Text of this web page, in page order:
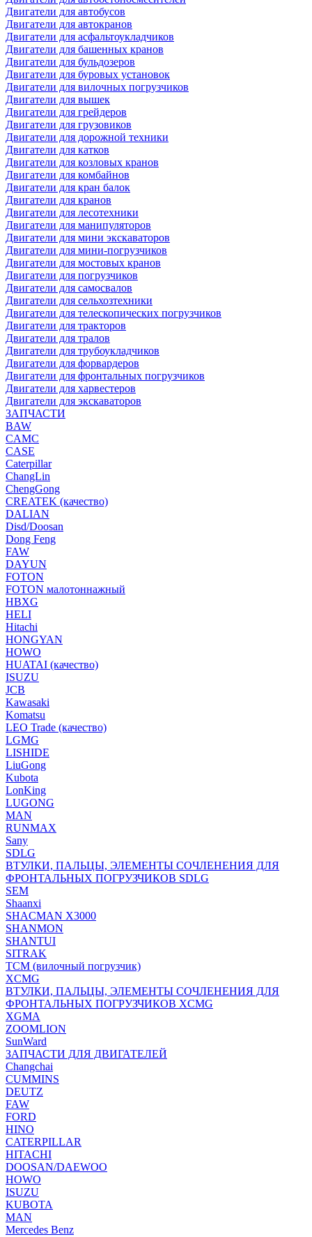
Двигатели для автобусов
Двигатели для автокранов
Двигатели для асфальтоукладчиков
Двигатели для башенных кранов
Двигатели для бульдозеров
Двигатели для буровых установок
Двигатели для вилочных погрузчиков
Двигатели для вышек
Двигатели для грейдеров
Двигатели для грузовиков
Двигатели для дорожной техники
Двигатели для катков
Двигатели для козловых кранов
Двигатели для комбайнов
Двигатели для кран балок
Двигатели для кранов
Двигатели для лесотехники
Двигатели для манипуляторов
Двигатели для мини экскаваторов
Двигатели для мини-погрузчиков
Двигатели для мостовых кранов
Двигатели для погрузчиков
Двигатели для самосвалов
Двигатели для сельхозтехники
Двигатели для телескопических погрузчиков
Двигатели для тракторов
Двигатели для тралов
Двигатели для трубоукладчиков
Двигатели для форвардеров
Двигатели для фронтальных погрузчиков
Двигатели для харвестеров
Двигатели для экскаваторов
ЗАПЧАСТИ
BAW
CAMC
CASE
Caterpillar
ChangLin
ChengGong
CREATEK (качество)
DALIAN
Disd/Doosan
Dong Feng
FAW
DAYUN
FOTON
FOTON малотоннажный
HBXG
HELI
Hitachi
HONGYAN
HOWO
HUATAI (качество)
ISUZU
JCB
Kawasaki
Komatsu
LEO Trade (качество)
LGMG
LISHIDE
LiuGong
Kubota
LonKing
LUGONG
MAN
RUNMAX
Sany
SDLG
ВТУЛКИ, ПАЛЬЦЫ, ЭЛЕМЕНТЫ СОЧЛЕНЕНИЯ ДЛЯ
ФРОНТАЛЬНЫХ ПОГРУЗЧИКОВ SDLG
SEM
Shaanxi
SHACMAN X3000
SHANMON
SHANTUI
SITRAK
TCM (вилочный погрузчик)
XCMG
ВТУЛКИ, ПАЛЬЦЫ, ЭЛЕМЕНТЫ СОЧЛЕНЕНИЯ ДЛЯ
ФРОНТАЛЬНЫХ ПОГРУЗЧИКОВ XCMG
XGMA
ZOOMLION
SunWard
ЗАПЧАСТИ ДЛЯ ДВИГАТЕЛЕЙ
Changchai
CUMMINS
DEUTZ
FAW
FORD
HINO
CATERPILLAR
HITACHI
DOOSAN/DAEWOO
HOWO
ISUZU
KUBOTA
MAN
Mercedes Benz